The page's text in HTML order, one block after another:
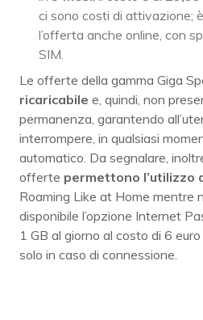
ci sono costi di attivazione;
l’offerta anche online, con
SIM.
Le offerte della gamma Giga
ricaricabile e, quindi, non
permanenza, garantendo
interrompere, in qualsiasi
automatico. Da segnalare,
offerte permettono l’utilizzo
Roaming Like at Home mentre
disponibile l’opzione Internet
1 GB al giorno al costo di 6
solo in caso di connessione.